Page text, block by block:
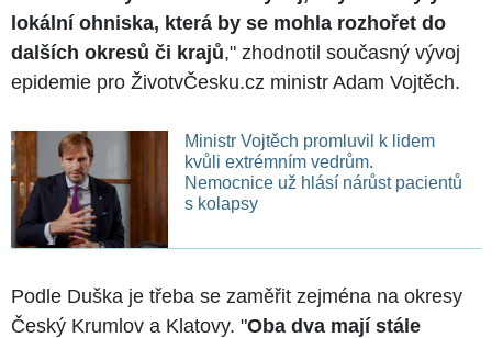
lokální ohniska, která by se mohla rozhořet do
dalších okresů či krajů," zhodnotil současný vývoj
epidemie pro ŽivotvČesku.cz ministr Adam Vojtěch.
Ministr Vojtěch promluvil k lidem
kvůli extrémním vedrům.
Nemocnice už hlásí nárůst pacientů
s kolapsy
Podle Duška je třeba se zaměřit zejména na okresy
Český Krumlov a Klatovy. "Oba dva mají stále